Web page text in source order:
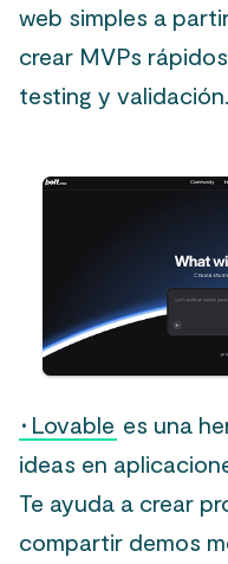
web simples a
crear MVPs
testing y validación.
· Lovable es una
ideas en
Te ayuda a crear
compartir demos